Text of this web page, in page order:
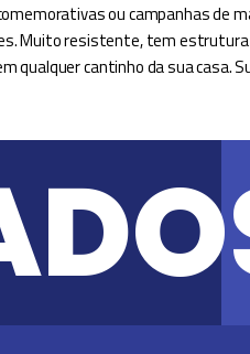
ou campanhas de
Muito resistente, tem estrutura
qualquer cantinho da sua casa.